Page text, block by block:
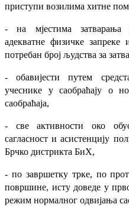
приступи возилима хитне
- на мјестима затварања
адекватне физичке запреке
потребан број људства за
- обавијести путем
учеснике у саобраћају о
саобраћаја,
- све активности око
сагласност и асистенцију
Брчко дистрикта БиХ,
- по завршетку трке, по
површине, исту доведе у
режим нормалног одвијања